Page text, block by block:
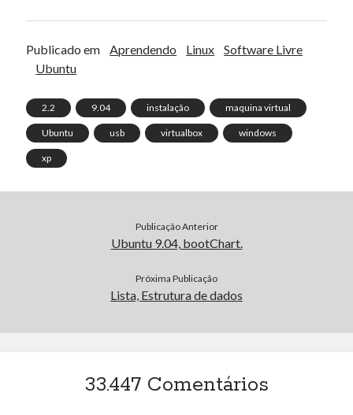
Publicado em Aprendendo Linux
Software Livre
Ubuntu
2.2 9.04 instalação maquina virtual
Ubuntu usb virtualbox windows
xp
Publicação Anterior
Ubuntu 9.04, bootChart.
Próxima Publicação
Lista, Estrutura de dados
33.447 Comentários